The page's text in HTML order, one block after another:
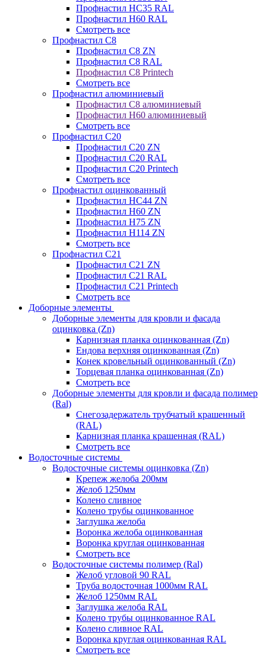
Профнастил НС35 RAL
Профнастил Н60 RAL
Смотреть все
Профнастил C8
Профнастил С8 ZN
Профнастил С8 RAL
Профнастил С8 Printech
Смотреть все
Профнастил алюминиевый
Профнастил С8 алюминиевый
Профнастил Н60 алюминиевый
Смотреть все
Профнастил C20
Профнастил С20 ZN
Профнастил С20 RAL
Профнастил С20 Printech
Смотреть все
Профнастил оцинкованный
Профнастил НС44 ZN
Профнастил Н60 ZN
Профнастил Н75 ZN
Профнастил Н114 ZN
Смотреть все
Профнастил C21
Профнастил С21 ZN
Профнастил С21 RAL
Профнастил С21 Printech
Смотреть все
Доборные элементы
Доборные элементы для кровли и фасада
оцинковка (Zn)
Карнизная планка оцинкованная (Zn)
Ендова верхняя оцинкованная (Zn)
Конек кровельный оцинкованный (Zn)
Торцевая планка оцинкованная (Zn)
Смотреть все
Доборные элементы для кровли и фасада полимер
(Ral)
Снегозадержатель трубчатый крашенный
(RAL)
Карнизная планка крашенная (RAL)
Смотреть все
Водосточные системы
Водосточные системы оцинковка (Zn)
Крепеж желоба 200мм
Желоб 1250мм
Колено сливное
Колено трубы оцинкованное
Заглушка желоба
Воронка желоба оцинкованная
Воронка круглая оцинкованная
Смотреть все
Водосточные системы полимер (Ral)
Желоб угловой 90 RAL
Труба водосточная 1000мм RAL
Желоб 1250мм RAL
Заглушка желоба RAL
Колено трубы оцинкованное RAL
Колено сливное RAL
Воронка круглая оцинкованная RAL
Смотреть все